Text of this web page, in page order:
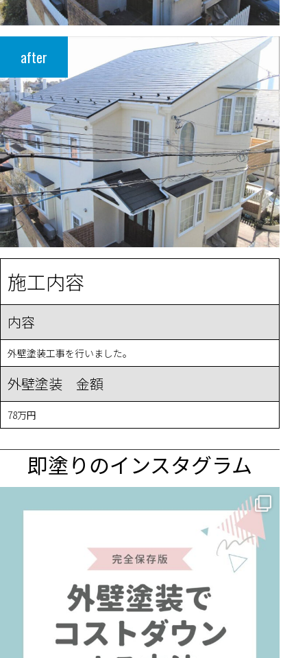
after
施工内容
内容
外壁塗装工事を行いました。
外壁塗装 金額
78万円
即塗りのインスタグラム
✨ 賢いお金の使い方！外壁塗装でコストダウンする方法 🏠